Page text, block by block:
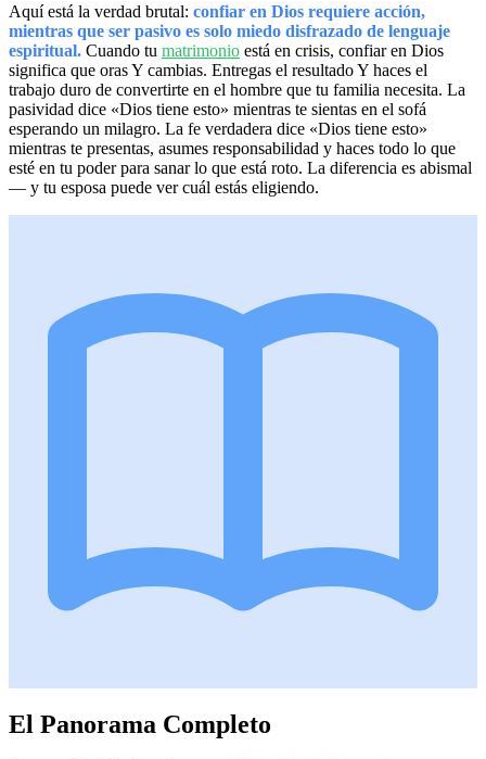
Aquí está la verdad brutal: confiar en Dios requiere acción,
mientras que ser pasivo es solo miedo disfrazado de lenguaje
espiritual. Cuando tu matrimonio está en crisis, confiar en Dios
significa que oras Y cambias. Entregas el resultado Y haces el
trabajo duro de convertirte en el hombre que tu familia necesita. La
pasividad dice «Dios tiene esto» mientras te sientas en el sofá
esperando un milagro. La fe verdadera dice «Dios tiene esto»
mientras te presentas, asumes responsabilidad y haces todo lo que
esté en tu poder para sanar lo que está roto. La diferencia es abismal
— y tu esposa puede ver cuál estás eligiendo.
El Panorama Completo